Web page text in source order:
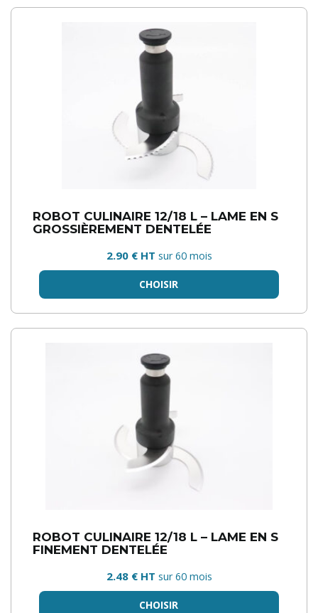
ROBOT CULINAIRE 12/18 L – LAME EN S
GROSSIÈREMENT DENTELÉE
2.90 € HT sur 60 mois
CHOISIR
ROBOT CULINAIRE 12/18 L – LAME EN S
FINEMENT DENTELÉE
2.48 € HT sur 60 mois
CHOISIR